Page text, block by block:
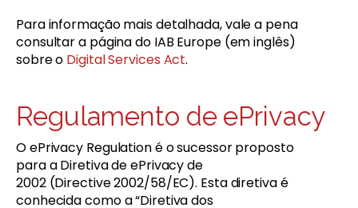
Para informação mais detalhada, vale a pena
consultar a página do IAB Europe (em inglês)
sobre o Digital Services Act.
Regulamento de ePrivacy
O ePrivacy Regulation é o sucessor proposto
para a Diretiva de ePrivacy de
2002 (Directive 2002/58/EC). Esta diretiva é
conhecida como a “Diretiva dos